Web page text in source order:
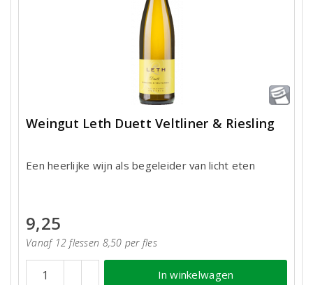
Weingut Leth Duett Veltliner & Riesling
Een heerlijke wijn als begeleider van licht eten
9,25
Vanaf 12 flessen 8,50 per fles
In winkelwagen